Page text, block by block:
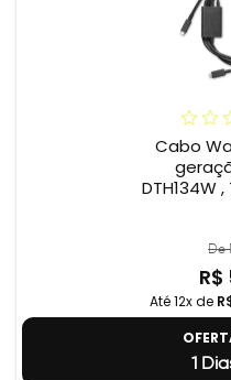
Cabo
DTH134W
De
R$
Até 12x de
1